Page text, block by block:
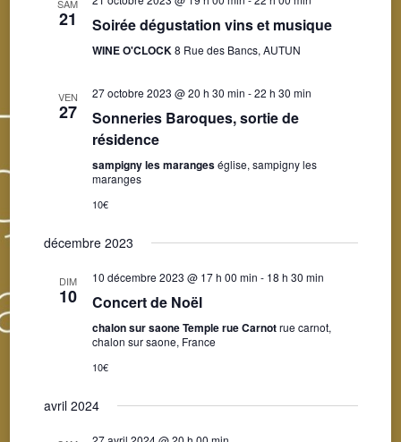
SAM
21 Soirée dégustation vins et musique
WINE O'CLOCK8 Rue des Bancs, AUTUN
VEN
27
27 octobre 2023 @ 20 h 30 min -22 h 30 min
Sonneries Baroques, sortie de
résidence
sampigny les marangeséglise, sampigny les
maranges
10€
décembre 2023
DIM
10
10 décembre 2023 @ 17 h 00 min - 18 h 30 min
Concert de Noël
chalon sur saone Temple rue Carnotrue carnot,
chalon sur saone, France
10€
avril 2024